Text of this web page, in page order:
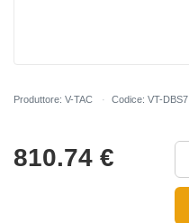
Produttore: V-TAC Codice: VT-DBS7
810.74 €